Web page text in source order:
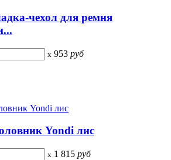
чехол для ремня
x 953 руб
Yondi лис
x 1 815 руб